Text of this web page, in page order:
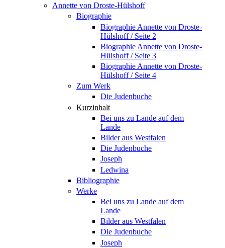
Annette von Droste-Hülshoff
Biographie
Biographie Annette von Droste-
Hülshoff / Seite 2
Biographie Annette von Droste-
Hülshoff / Seite 3
Biographie Annette von Droste-
Hülshoff / Seite 4
Zum Werk
Die Judenbuche
Kurzinhalt
Bei uns zu Lande auf dem
Lande
Bilder aus Westfalen
Die Judenbuche
Joseph
Ledwina
Bibliographie
Werke
Bei uns zu Lande auf dem
Lande
Bilder aus Westfalen
Die Judenbuche
Joseph